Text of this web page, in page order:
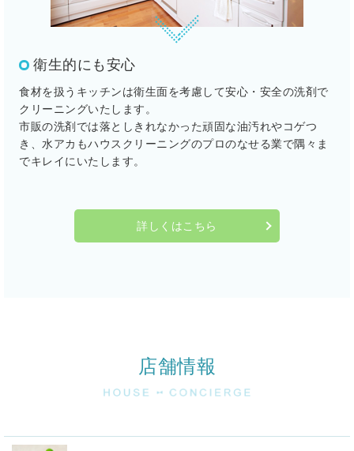
衛生的にも安心
食材を扱うキッチンは衛生面を考慮して安心・安全の洗剤で
クリーニングいたします。
市販の洗剤では落としきれなかった頑固な油汚れやコゲつ
き、水アカもハウスクリーニングのプロのなせる業で隅々ま
でキレイにいたします。
詳しくはこちら
店舗情報